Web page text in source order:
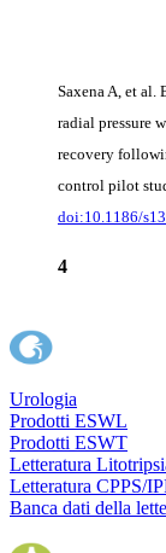
Saxena A, et al.
radial pressure
recovery
control pilot
doi:10.1186/
4
Urologia
Prodotti ESWL
Prodotti ESWT
Letteratura
Letteratura CPPS/
Banca dati della